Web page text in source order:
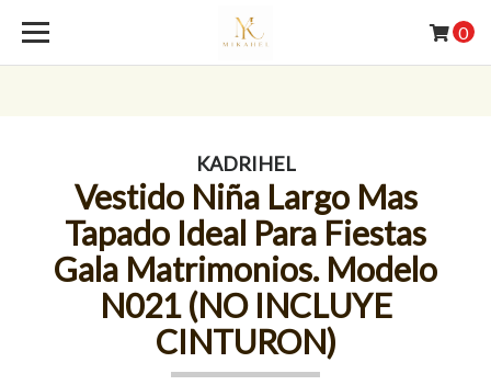
0
KADRIHEL
Vestido Niña Largo Mas
Tapado Ideal Para Fiestas
Gala Matrimonios. Modelo
N021 (NO INCLUYE
CINTURON)